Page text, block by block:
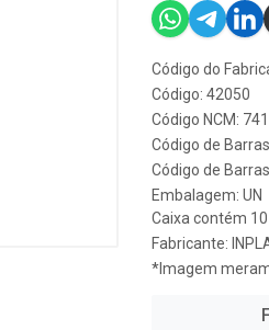
Código do
Código: 42050
Código NCM:
Código de
Código de
Embalagem: UN
Caixa contém
Fabricante:
*Imagem